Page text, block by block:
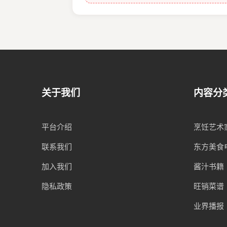
关于我们
平台介绍
联系我们
加入我们
隐私政策
内容分
烹饪艺术
东方美食
酱汁书籍
旺销菜谱
业界播报